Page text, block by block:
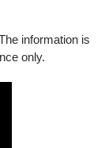
information is
only.